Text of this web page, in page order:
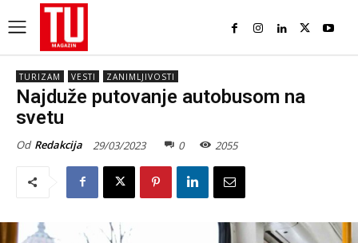
TURIZAM VESTI ZANIMLJIVOSTI
Najduže putovanje autobusom na
svetu
Od Redakcija 29/03/2023 0 2055